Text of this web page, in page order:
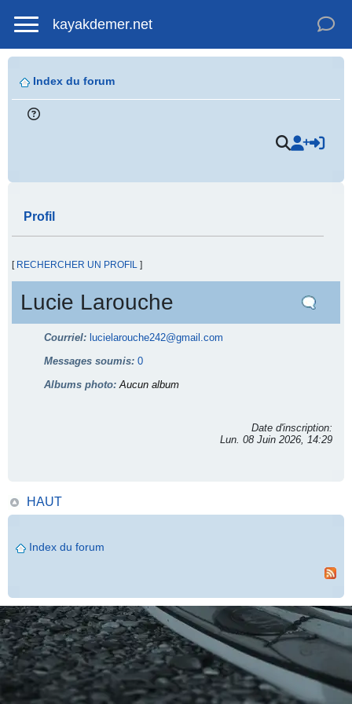
kayakdemer.net
Index du forum
Profil
[ RECHERCHER UN PROFIL ]
Lucie Larouche
Courriel: lucielarouche242@gmail.com
Messages soumis: 0
Albums photo:Aucun album
Date d'inscription:
Lun. 08 Juin 2026, 14:29
HAUT
Index du forum